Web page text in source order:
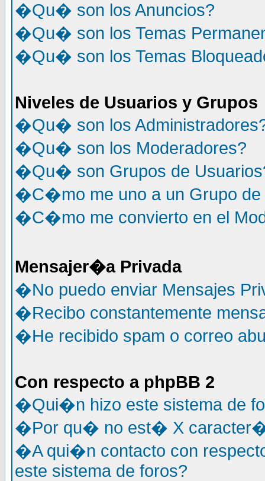
�Qu� son los Anuncios?
�Qu� son los Temas
�Qu� son los Temas
Niveles de Usuarios y Grupos
�Qu� son los
�Qu� son los Moderadores?
�Qu� son Grupos de
�C�mo me uno a un Grupo de
�C�mo me convierto en el
Mensajer�a Privada
�No puedo enviar Mensajes
�Recibo constantemente
�He recibido spam o correo
Con respecto a phpBB 2
�Qui�n hizo este sistema de
�Por qu� no est� X
�A qui�n contacto con
este sistema de foros?